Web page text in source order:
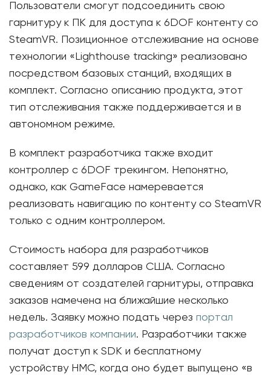
Пользователи смогут подсоединить свою
гарнитуру к ПК для доступа к 6DOF контенту со
SteamVR. Позиционное отслеживание на основе
технологии «Lighthouse tracking» реализовано
посредством базовых станций, входящих в
комплект. Согласно описанию продукта, этот
тип отслеживания также поддерживается и в
автономном режиме.
В комплект разработчика также входит
контроллер с 6DOF трекингом. Непонятно,
однако, как GameFace намеревается
реализовать навигацию по контенту со SteamVR
только с одним контроллером.
Стоимость набора для разработчиков
составляет 599 долларов США. Согласно
сведениям от создателей гарнитуры, отправка
заказов намечена на ближайшие несколько
недель. Заявку можно подать через портал
разработчиков компании. Разработчики также
получат доступ к SDK и бесплатному
устройству HMC, когда оно будет выпущено «в